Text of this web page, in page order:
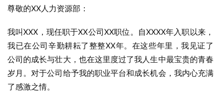
尊敬的XX人力资源部：
我叫XXX，现任职于XX公司XX职位。自XXXX年入职以来，
我已在公司辛勤耕耘了整整XX年。在这些年里，我见证了
公司的成长与壮大，也在这里度过了我人生中最宝贵的青春
岁月。对于公司给予我的职业平台和成长机会，我内心充满
了感激之情。